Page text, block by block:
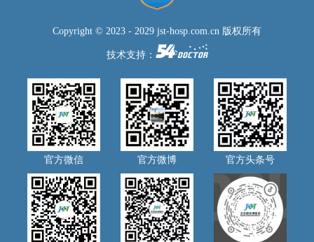
Copyright © 2023 - 2029 jst-hosp.com.cn 版权所有
技术支持：
官方微信 官方微博 官方头条号